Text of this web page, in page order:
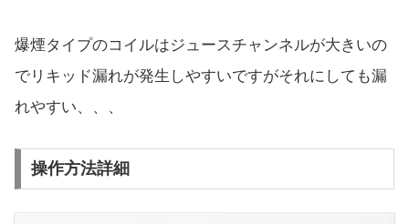
爆煙タイプのコイルはジュースチャンネルが大きいの
でリキッド漏れが発生しやすいですがそれにしても漏
れやすい、、、
操作方法詳細